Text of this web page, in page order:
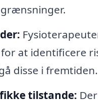
at identificere
disse i fremtiden.
tilstande: